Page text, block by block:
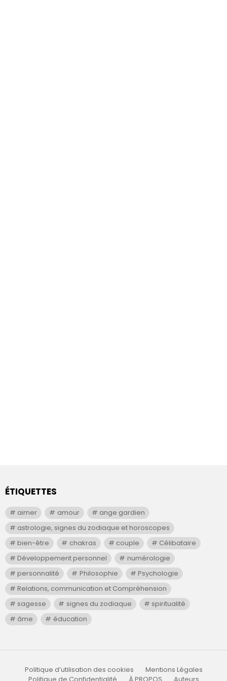
ÉTIQUETTES
aimer amour
ange gardien
astrologie, signes du zodiaque et horoscopes
bien-être
chakras couple
Célibataire
Développement personnel
numérologie
personnalité
Philosophie
Psychologie
Relations, communication et Compréhension
sagesse
signes du zodiaque
spiritualité
âme
éducation
Politique d’utilisation des cookies
Mentions Légales
Politique de Confidentialité
À PROPOS Auteurs